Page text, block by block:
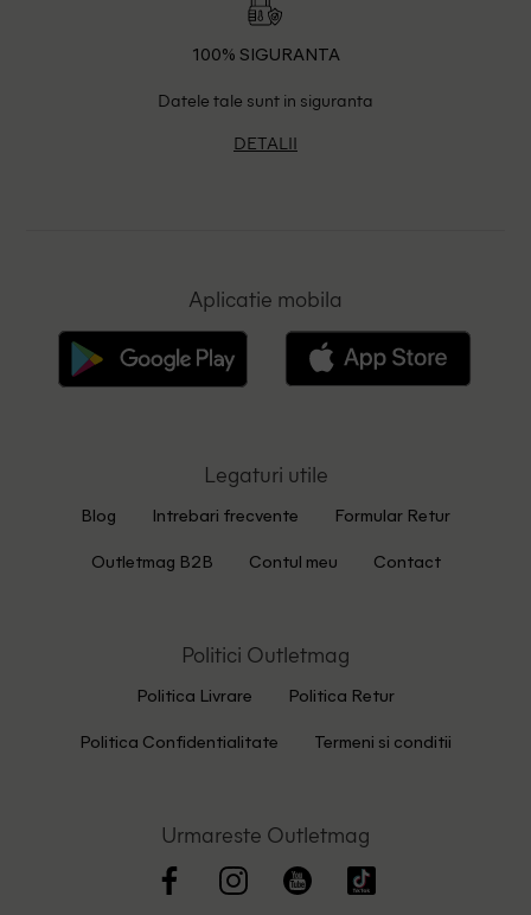
100% SIGURANTA
Datele tale sunt in siguranta
DETALII
Aplicatie mobila
Legaturi utile
Blog Intrebari frecvente Formular Retur
Outletmag B2B Contul meu Contact
Politici Outletmag
Politica Livrare Politica Retur
Politica Confidentialitate Termeni si conditii
Urmareste Outletmag